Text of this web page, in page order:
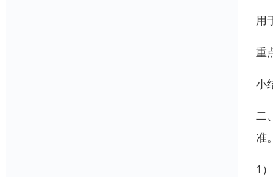
用
重
小
二
准
1